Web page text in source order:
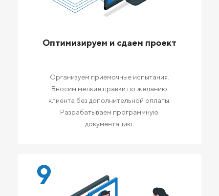
Оптимизируем и сдаем проект
Организуем приемочные испытания.
Вносим мелкие правки по желанию
клиента без дополнительной оплаты.
Разрабатываем программную
документацию.
9